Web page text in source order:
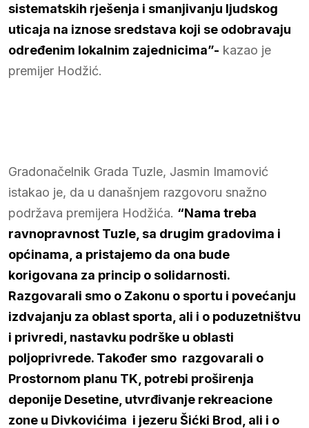
sistematskih rješenja i smanjivanju ljudskog
uticaja na iznose sredstava koji se odobravaju
određenim lokalnim zajednicima”- kazao je
premijer Hodžić.
Gradonačelnik Grada Tuzle, Jasmin Imamović
istakao je, da u današnjem razgovoru snažno
podržava premijera Hodžića. “Nama treba
ravnopravnost Tuzle, sa drugim gradovima i
općinama, a pristajemo da ona bude
korigovana za princip o solidarnosti.
Razgovarali smo o Zakonu o sportu i povećanju
izdvajanju za oblast sporta, ali i o poduzetništvu
i privredi, nastavku podrške u oblasti
poljoprivrede. Također smo razgovarali o
Prostornom planu TK, potrebi proširenja
deponije Desetine, utvrđivanje rekreacione
zone u Divkovićima i jezeru Šićki Brod, ali i o